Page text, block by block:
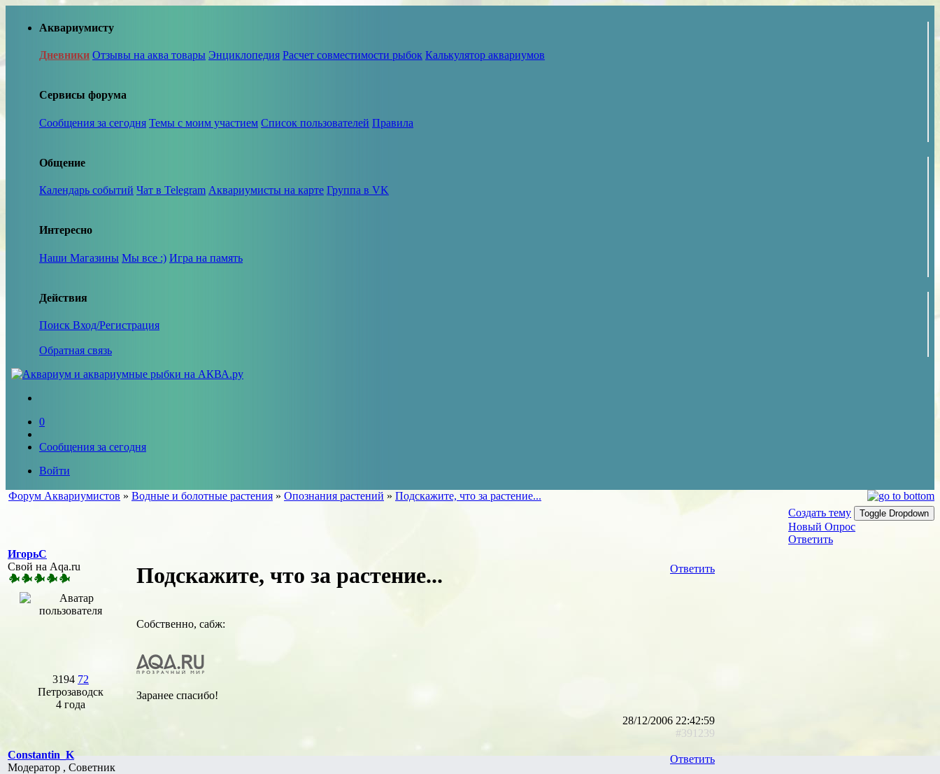
Аквариумисту
Дневники Отзывы на аква товары Энциклопедия Расчет совместимости рыбок Калькулятор аквариумов
Сервисы форума
Сообщения за сегодня Темы с моим участием Список пользователей Правила
Общение
Календарь событий Чат в Telegram Аквариумисты на карте Группа в VK
Интересно
Наши Магазины Мы все :) Игра на память
Действия
Поиск Вход/Регистрация
Обратная связь
0
Сообщения за сегодня
Войти
Форум Аквариумистов » Водные и болотные растения » Опознания растений » Подскажите, что за растение...
Создать тему
Toggle Dropdown
Новый Опрос
Ответить
ИгорьC
Свой на Aqa.ru
3194 72
Петрозаводск
4 года
Ответить
Подскажите, что за растение...
Собственно, сабж:
Заранее спасибо!
28/12/2006 22:42:59
#391239
Constantin_K
Модератор , Советник
Ответить